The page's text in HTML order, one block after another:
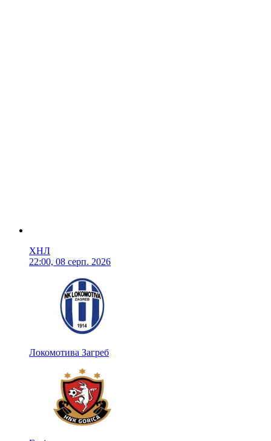
ХНЛ
22:00, 08 серп. 2026
Локомотива Загреб